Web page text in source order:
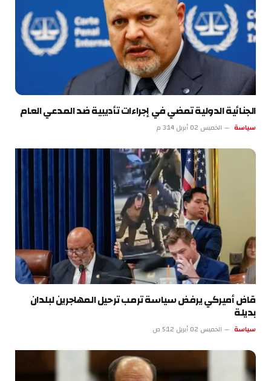
الجنائية الدولية تمضي في إجراءات تأديبية ضد المدعي العام
سياسة الخميس 02 أبريل 3:14 م
قاض أميركي يرفض سياسة ترمب ترحيل المهاجرين لبلدان
بديلة
سياسة الخميس 02 أبريل 5:12 ص